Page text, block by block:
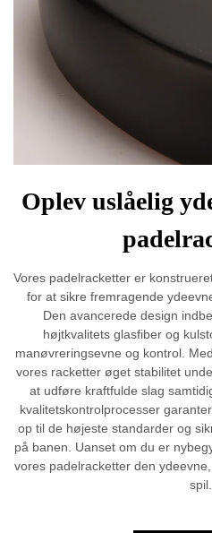
Oplev uslåelig
Vores padelracketter er
for at sikre fremragende
Den avancerede design
højtkvalitets glasfiber og
manøvreringsevne og kontrol.
vores racketter øget stabilitet
at udføre kraftfulde slag
kvalitetskontrolprocesser
op til de højeste standarder og
på banen. Uanset om du er
vores padelracketter den
spil.